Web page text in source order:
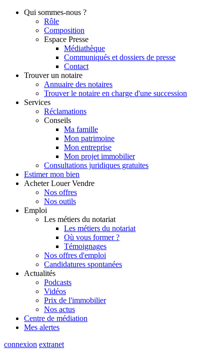
Qui sommes-nous ?
Rôle
Composition
Espace Presse
Médiathèque
Communiqués et dossiers de presse
Contact
Trouver un notaire
Annuaire des notaires
Trouver le notaire en charge d'une succession
Services
Réclamations
Conseils
Ma famille
Mon patrimoine
Mon entreprise
Mon projet immobilier
Consultations juridiques gratuites
Estimer mon bien
Acheter Louer Vendre
Nos offres
Nos outils
Emploi
Les métiers du notariat
Les métiers du notariat
Où vous former ?
Témoignages
Nos offres d'emploi
Candidatures spontanées
Actualités
Podcasts
Vidéos
Prix de l'immobilier
Nos actus
Centre de médiation
Mes alertes
connexion extranet